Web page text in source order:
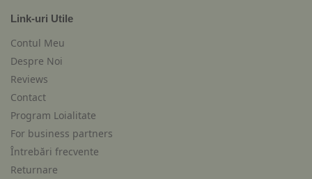
Link-uri Utile
Contul Meu
Despre Noi
Reviews
Contact
Program Loialitate
For business partners
Întrebări frecvente
Returnare